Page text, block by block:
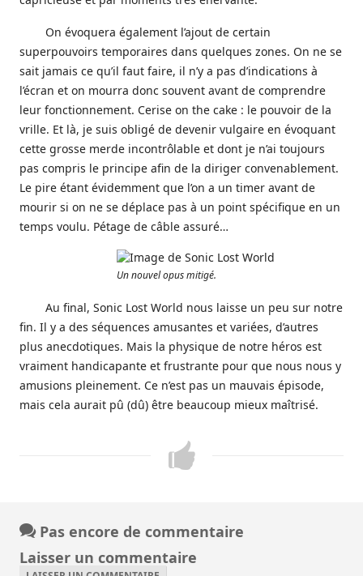
On évoquera également l’ajout de certain
superpouvoirs temporaires dans quelques zones. On ne se
sait jamais ce qu’il faut faire, il n’y a pas d’indications à
l’écran et on mourra donc souvent avant de comprendre
leur fonctionnement. Cerise on the cake : le pouvoir de la
vrille. Et là, je suis obligé de devenir vulgaire en évoquant
cette grosse merde incontrôlable et dont je n’ai toujours
pas compris le principe afin de la diriger convenablement.
Le pire étant évidemment que l’on a un timer avant de
mourir si on ne se déplace pas à un point spécifique en un
temps voulu. Pétage de câble assuré…
Un nouvel opus mitigé.
Au final, Sonic Lost World nous laisse un peu sur notre
fin. Il y a des séquences amusantes et variées, d’autres
plus anecdotiques. Mais la physique de notre héros est
vraiment handicapante et frustrante pour que nous nous y
amusions pleinement. Ce n’est pas un mauvais épisode,
mais cela aurait pû (dû) être beaucoup mieux maîtrisé.
Pas encore de commentaire
Laisser un commentaire